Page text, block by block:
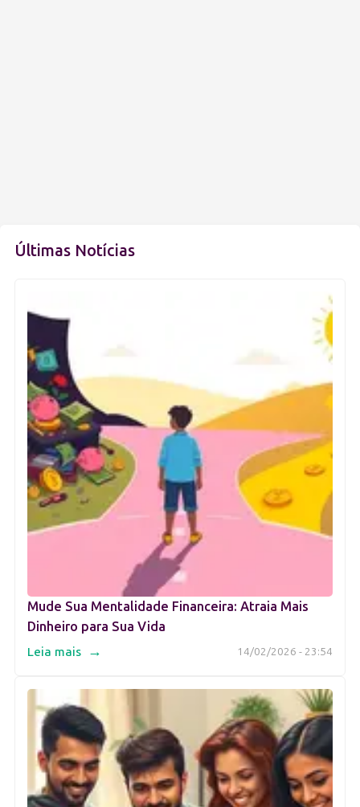
Últimas Notícias
Mude Sua Mentalidade Financeira: Atraia Mais
Dinheiro para Sua Vida
14/02/2026 - 23:54
Leia mais →